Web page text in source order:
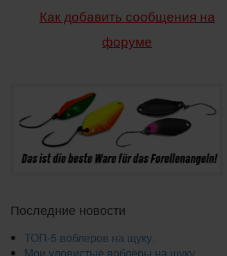
Как добавить сообщения на
форуме
Последние новости
ТОП-5 воблеров на щуку.